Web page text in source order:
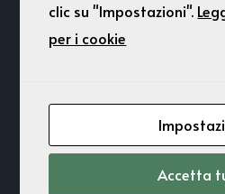
Digita interno 1 per
Hardware
Hai dimenticato il
Lo trovi indicato nel
o accedendo alla tua
clic su "Impostazioni".
per i cookie
Accetta